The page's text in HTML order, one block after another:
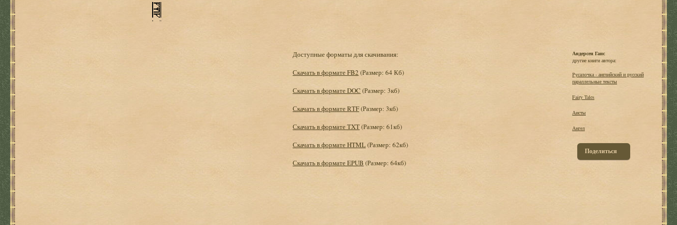
Доступные форматы для скачивания:
Скачать в формате FB2 (Размер: 64 Кб)
Скачать в формате DOC (Размер: 3кб)
Скачать в формате RTF(Размер: 3кб)
Скачать в формате TXT(Размер: 61кб)
Скачать в формате HTML(Размер: 62кб)
Скачать в формате EPUB (Размер: 64кб)
Андерсен Ганс
другие книги автора:
Русалочка - английский и русский
параллельные тексты
Fairy Tales
Аисты
Ангел
Поделиться